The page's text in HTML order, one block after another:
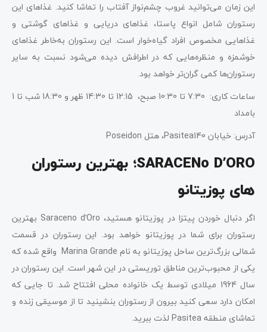
این زمان می‌توانید غروب چشم‌نواز آفتاب را تماشا کنید. غذاهای این
رستوران شامل انواع پاستا، غذا‌های دریایی و غذا‌های گوشتی و
غذاهایی مخصوص افراد گیاه‌خوار است. این رستوران به‌خاطر غذا‌های
خوشمزه و منظره‌هایی که در اطرافش دیده می‌شود نسبت به سایر
رستوران‌ها کمی گران‌تر خواهد بود.
ساعات کاری: 7:30 تا 10:30 صبح، 12:15 تا 14:30 ظهر و 18:30 شب تا 1
بامداد
آدرس: خیابان Pasitea140، هتل Poseidon
SARACENo D’ORO؛ بهترین رستوران
های پوزیتانو
اگر دنبال خوردن پیتزا در پوزیتانو هستید، Saraceno d’Oro بهترین
رستوران برای شما در پوزیتانو خواهد بود. این رستوران در قسمت
شمالی بزرگ‌ترین ساحل پوزیتانو به نام Marina Grande واقع شده که
یکی از محبوب‌ترین مناطق توریستی در این شهر است. این رستوران در
سال 1964 میلادی توسط یک خانواده محلی افتتاح شد. تا جایی که
امکان دارد سعی کنید بیرون از رستوران بنشینید تا از موسیقی زنده و
تماشای منطقه‌ Pasitea لذت ببرید.